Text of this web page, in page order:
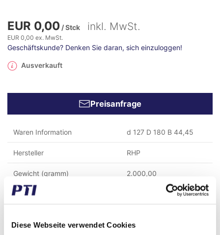
Diese Webseite verwendet Cookies
EUR 0,00 / Stck inkl. MwSt.
EUR 0,00 ex. MwSt.
Geschäftskunde? Denken Sie daran, sich einzuloggen!
Ausverkauft
Preisanfrage
Waren Information d 127 D 180 B 44,45
Hersteller RHP
Gewicht (gramm) 2.000,00
Gewicht (kg)